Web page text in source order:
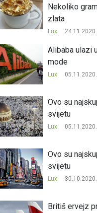
Nekoliko
zlata
Lux 24.11.2020.
Alibaba ulazi
mode
Lux 05.11.2020.
Ovo su
svijetu
Lux 05.11.2020.
Ovo su
svijetu
Lux 30.10.2020.
Britiš ervejz